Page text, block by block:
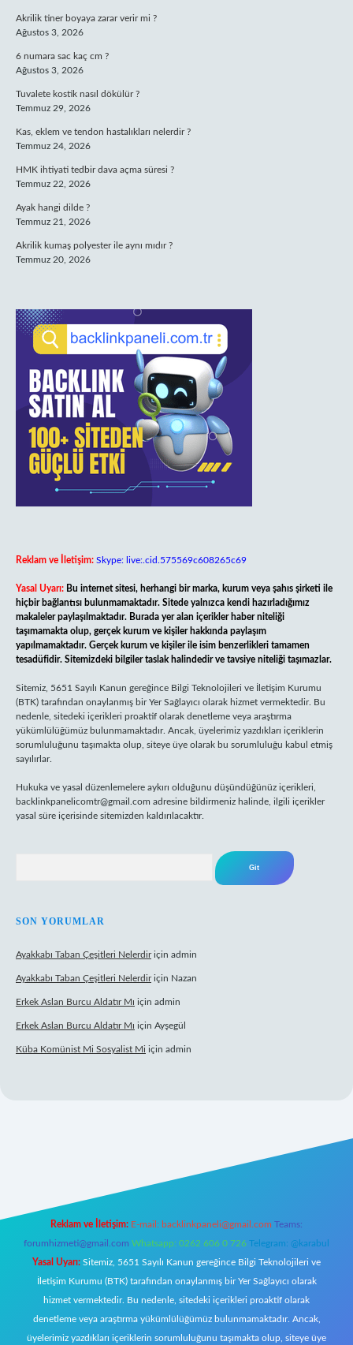
Akrilik tiner boyaya zarar verir mi ?
Ağustos 3, 2026
6 numara sac kaç cm ?
Ağustos 3, 2026
Tuvalete kostik nasıl dökülür ?
Temmuz 29, 2026
Kas, eklem ve tendon hastalıkları nelerdir ?
Temmuz 24, 2026
HMK ihtiyati tedbir dava açma süresi ?
Temmuz 22, 2026
Ayak hangi dilde ?
Temmuz 21, 2026
Akrilik kumaş polyester ile aynı mıdır ?
Temmuz 20, 2026
Reklam ve İletişim: Skype: live:.cid.575569c608265c69
Yasal Uyarı: Bu internet sitesi, herhangi bir marka, kurum veya şahıs şirketi ile
hiçbir bağlantısı bulunmamaktadır. Sitede yalnızca kendi hazırladığımız
makaleler paylaşılmaktadır. Burada yer alan içerikler haber niteliği
taşımamakta olup, gerçek kurum ve kişiler hakkında paylaşım
yapılmamaktadır. Gerçek kurum ve kişiler ile isim benzerlikleri tamamen
tesadüfidir. Sitemizdeki bilgiler taslak halindedir ve tavsiye niteliği taşımazlar.
Sitemiz, 5651 Sayılı Kanun gereğince Bilgi Teknolojileri ve İletişim Kurumu
(BTK) tarafından onaylanmış bir Yer Sağlayıcı olarak hizmet vermektedir. Bu
nedenle, sitedeki içerikleri proaktif olarak denetleme veya araştırma
yükümlülüğümüz bulunmamaktadır. Ancak, üyelerimiz yazdıkları içeriklerin
sorumluluğunu taşımakta olup, siteye üye olarak bu sorumluluğu kabul etmiş
sayılırlar.
Hukuka ve yasal düzenlemelere aykırı olduğunu düşündüğünüz içerikleri,
backlinkpanelicomtr@gmail.com adresine bildirmeniz halinde, ilgili içerikler
yasal süre içerisinde sitemizden kaldırılacaktır.
SON YORUMLAR
Ayakkabı Taban Çeşitleri Nelerdiriçin admin
Ayakkabı Taban Çeşitleri Nelerdiriçin Nazan
Erkek Aslan Burcu Aldatır Mı için admin
Erkek Aslan Burcu Aldatır Mı için Ayşegül
Küba Komünist Mi Sosyalist Mi için admin
Reklam ve İletişim: E-mail: backlinkpaneli@gmail.com Teams:
forumhizmeti@gmail.com Whatsapp: 0262 606 0 726 Telegram: @karabul
Yasal Uyarı: Sitemiz, 5651 Sayılı Kanun gereğince Bilgi Teknolojileri ve
İletişim Kurumu (BTK) tarafından onaylanmış bir Yer Sağlayıcı olarak
hizmet vermektedir. Bu nedenle, sitedeki içerikleri proaktif olarak
denetleme veya araştırma yükümlülüğümüz bulunmamaktadır. Ancak,
üyelerimiz yazdıkları içeriklerin sorumluluğunu taşımakta olup, siteye üye